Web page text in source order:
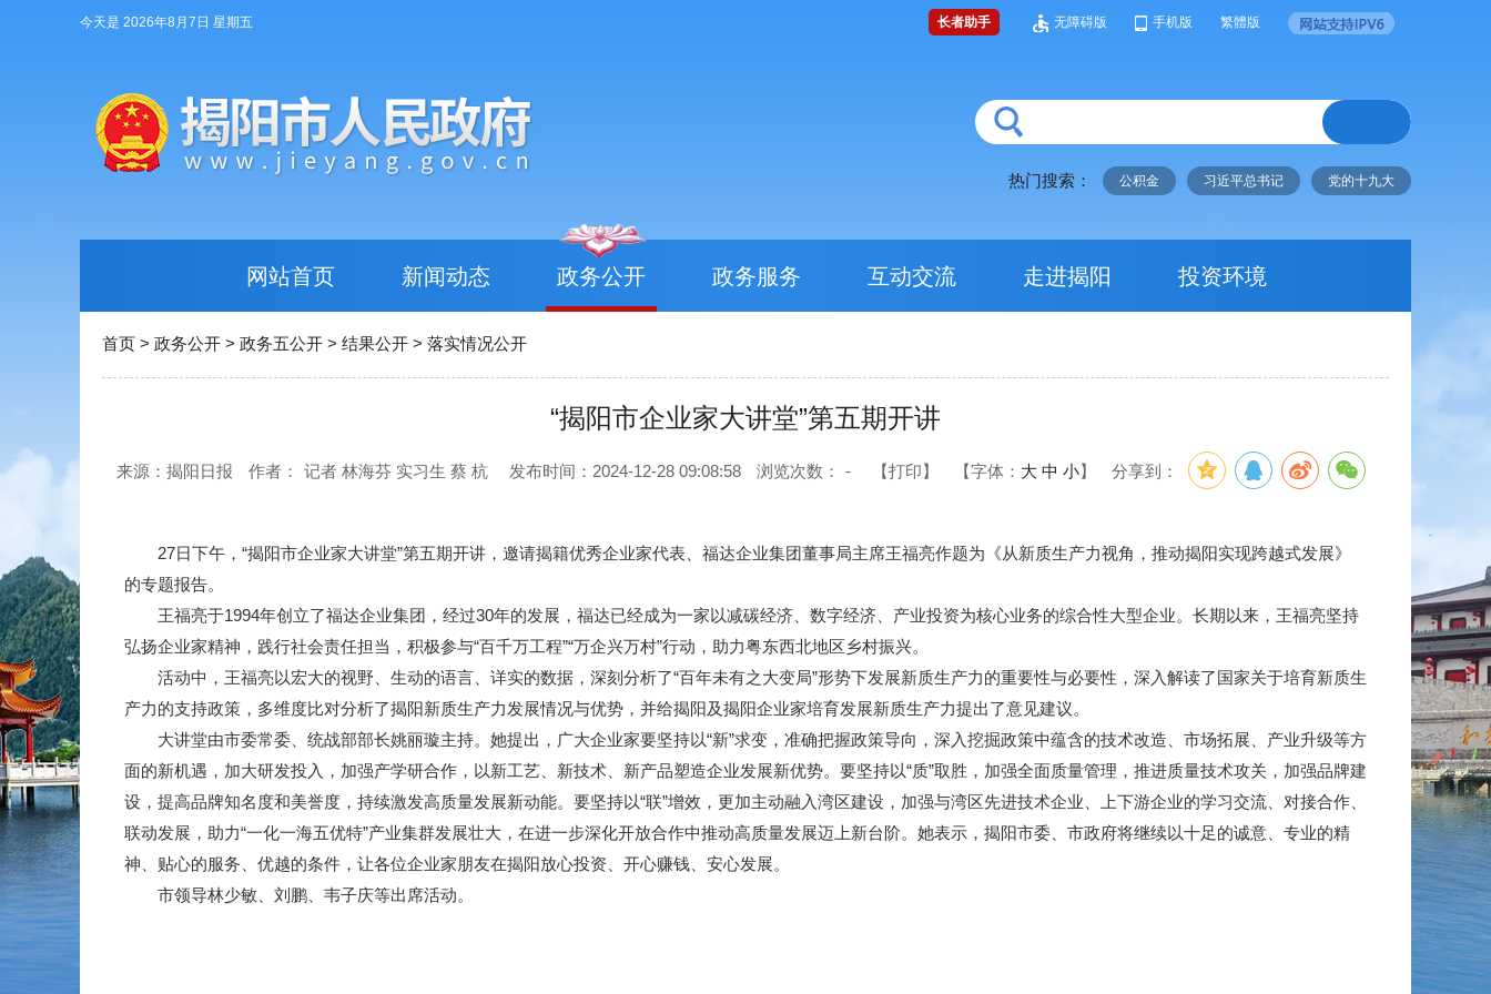
今天是 2026年8月7日 星期五 长者助手 无障碍版 手机版 繁體版
热门搜索： 公积金 习近平总书记 党的十九大
网站首页 新闻动态 政务公开 政务服务 互动交流 走进揭阳 投资环境
首页 > 政务公开 > 政务五公开 > 结果公开 > 落实情况公开
“揭阳市企业家大讲堂”第五期开讲
来源：揭阳日报 作者： 记者 林海芬 实习生 蔡 杭 发布时间：2024-12-28 09:08:58 浏览次数： - 【打印】 【字体： 大 中 小】 分享到：
27日下午，“揭阳市企业家大讲堂”第五期开讲，邀请揭籍优秀企业家代表、福达企业集团董事局主席王福亮作题为《从新质生产力视角，推动揭阳实现跨越式发展》
的专题报告。
王福亮于1994年创立了福达企业集团，经过30年的发展，福达已经成为一家以减碳经济、数字经济、产业投资为核心业务的综合性大型企业。长期以来，王福亮坚持
弘扬企业家精神，践行社会责任担当，积极参与“百千万工程”“万企兴万村”行动，助力粤东西北地区乡村振兴。
活动中，王福亮以宏大的视野、生动的语言、详实的数据，深刻分析了“百年未有之大变局”形势下发展新质生产力的重要性与必要性，深入解读了国家关于培育新质生
产力的支持政策，多维度比对分析了揭阳新质生产力发展情况与优势，并给揭阳及揭阳企业家培育发展新质生产力提出了意见建议。
大讲堂由市委常委、统战部部长姚丽璇主持。她提出，广大企业家要坚持以“新”求变，准确把握政策导向，深入挖掘政策中蕴含的技术改造、市场拓展、产业升级等方
面的新机遇，加大研发投入，加强产学研合作，以新工艺、新技术、新产品塑造企业发展新优势。要坚持以“质”取胜，加强全面质量管理，推进质量技术攻关，加强品牌建
设，提高品牌知名度和美誉度，持续激发高质量发展新动能。要坚持以“联”增效，更加主动融入湾区建设，加强与湾区先进技术企业、上下游企业的学习交流、对接合作、
联动发展，助力“一化一海五优特”产业集群发展壮大，在进一步深化开放合作中推动高质量发展迈上新台阶。她表示，揭阳市委、市政府将继续以十足的诚意、专业的精
神、贴心的服务、优越的条件，让各位企业家朋友在揭阳放心投资、开心赚钱、安心发展。
市领导林少敏、刘鹏、韦子庆等出席活动。